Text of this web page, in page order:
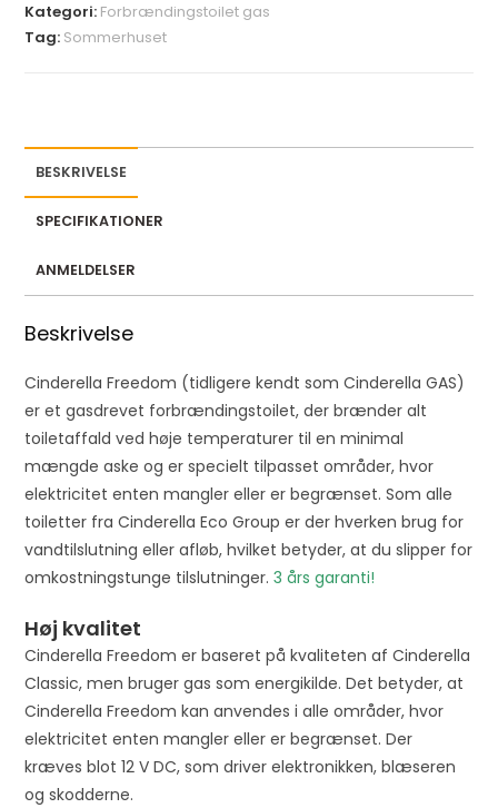
Kategori: Forbrændingstoilet gas
Tag: Sommerhuset
BESKRIVELSE
SPECIFIKATIONER
ANMELDELSER
Beskrivelse
Cinderella Freedom (tidligere kendt som Cinderella GAS)
er et gasdrevet forbrændingstoilet, der brænder alt
toiletaffald ved høje temperaturer til en minimal
mængde aske og er specielt tilpasset områder, hvor
elektricitet enten mangler eller er begrænset. Som alle
toiletter fra Cinderella Eco Group er der hverken brug for
vandtilslutning eller afløb, hvilket betyder, at du slipper for
omkostningstunge tilslutninger.3 års garanti!
Høj kvalitet
Cinderella Freedom er baseret på kvaliteten af ​​Cinderella
Classic, men bruger gas som energikilde. Det betyder, at
Cinderella Freedom kan anvendes i alle områder, hvor
elektricitet enten mangler eller er begrænset. Der
kræves blot 12 V DC, som driver elektronikken, blæseren
og skodderne.